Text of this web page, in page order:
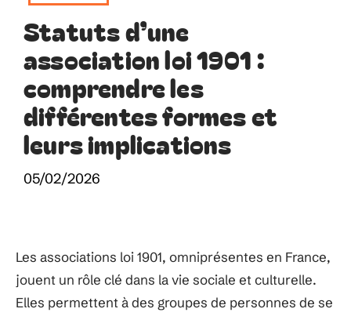
Statuts d’une
association loi 1901 :
comprendre les
différentes formes et
leurs implications
05/02/2026
Les associations loi 1901, omniprésentes en France,
jouent un rôle clé dans la vie sociale et culturelle.
Elles permettent à des groupes de personnes de se